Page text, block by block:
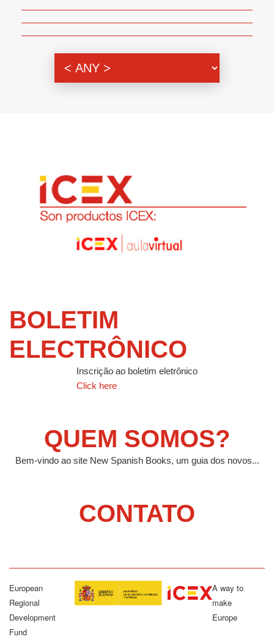
BOLETIM
ELECTRÔNICO
Inscrição ao boletim eletrônico
Click here
QUEM SOMOS?
Bem-vindo ao site New Spanish Books, um guia dos novos...
CONTATO
European
Regional
Development
Fund
A way to
make
Europe